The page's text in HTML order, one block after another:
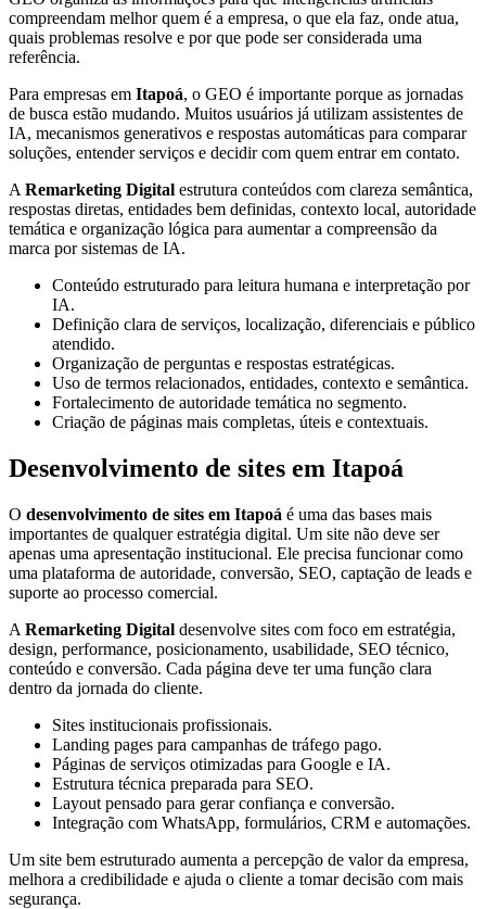
compreendam melhor quem é a empresa, o que ela faz, onde atua,
quais problemas resolve e por que pode ser considerada uma
referência.
Para empresas em Itapoá, o GEO é importante porque as jornadas
de busca estão mudando. Muitos usuários já utilizam assistentes de
IA, mecanismos generativos e respostas automáticas para comparar
soluções, entender serviços e decidir com quem entrar em contato.
A Remarketing Digital estrutura conteúdos com clareza semântica,
respostas diretas, entidades bem definidas, contexto local, autoridade
temática e organização lógica para aumentar a compreensão da
marca por sistemas de IA.
Conteúdo estruturado para leitura humana e interpretação por
IA.
Definição clara de serviços, localização, diferenciais e público
atendido.
Organização de perguntas e respostas estratégicas.
Uso de termos relacionados, entidades, contexto e semântica.
Fortalecimento de autoridade temática no segmento.
Criação de páginas mais completas, úteis e contextuais.
Desenvolvimento de sites em Itapoá
O desenvolvimento de sites em Itapoá é uma das bases mais
importantes de qualquer estratégia digital. Um site não deve ser
apenas uma apresentação institucional. Ele precisa funcionar como
uma plataforma de autoridade, conversão, SEO, captação de leads e
suporte ao processo comercial.
A Remarketing Digital desenvolve sites com foco em estratégia,
design, performance, posicionamento, usabilidade, SEO técnico,
conteúdo e conversão. Cada página deve ter uma função clara
dentro da jornada do cliente.
Sites institucionais profissionais.
Landing pages para campanhas de tráfego pago.
Páginas de serviços otimizadas para Google e IA.
Estrutura técnica preparada para SEO.
Layout pensado para gerar confiança e conversão.
Integração com WhatsApp, formulários, CRM e automações.
Um site bem estruturado aumenta a percepção de valor da empresa,
melhora a credibilidade e ajuda o cliente a tomar decisão com mais
segurança.